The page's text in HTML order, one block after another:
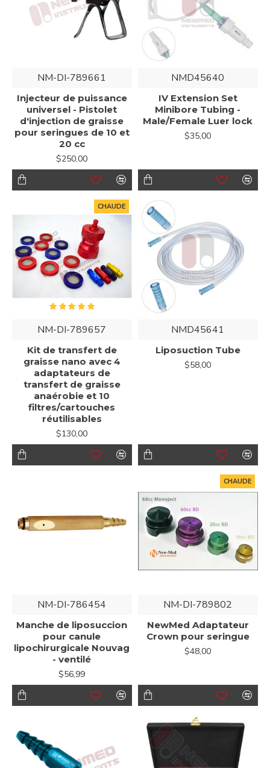
NM-DI-789661
Injecteur de puissance
universel - Pistolet
d'injection de graisse
pour seringues de 10 et
20 cc
$250,00
NMD45640
IV Extension Set
Minibore Tubing -
Male/Female Luer lock
$35,00
CHAUDE
NM-DI-789657
Kit de transfert de
graisse nano avec 4
adaptateurs de
transfert de graisse
anaérobie et 10
filtres/cartouches
réutilisables
$130,00
NMD45641
Liposuction Tube
$58,00
NM-DI-786454
Manche de liposuccion
pour canule
lipochirurgicale Nouvag
- ventilé
$56,99
CHAUDE
NM-DI-789802
NewMed Adaptateur
Crown pour seringue
$48,00